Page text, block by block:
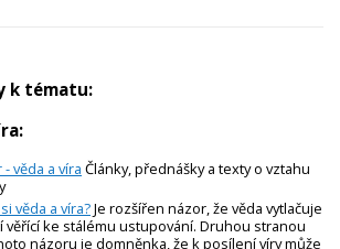
k tématu:
- věda a víra Články, přednášky a texty o vztahu
věda a víra?Je rozšířen názor, že věda vytlačuje
věřící ke stálému ustupování. Druhou stranou
názoru je domněnka, že k posílení víry může